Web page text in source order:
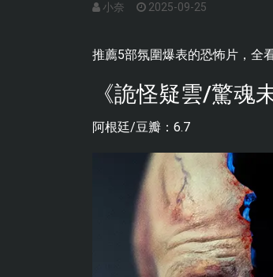
小奈 2025-09-25
推薦5部氛圍爆表的恐怖片，全
《詭怪疑雲/驚魂
阿根廷/豆瓣：6.7